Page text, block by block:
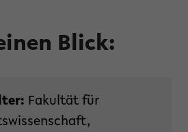
Blick:
Fakultät für